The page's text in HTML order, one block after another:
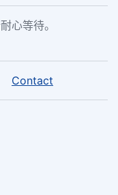
心等待。
Contact